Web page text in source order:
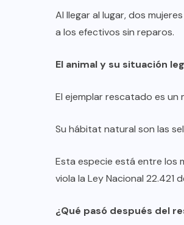
Al llegar al lugar, dos
a los efectivos sin reparos.
El animal y su situación
El ejemplar rescatado es
Su hábitat natural son las
Esta especie está entre los
viola la Ley Nacional 22.421
¿Qué pasó después del